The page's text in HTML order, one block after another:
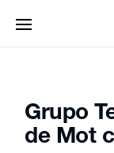
Grupo
de Mot